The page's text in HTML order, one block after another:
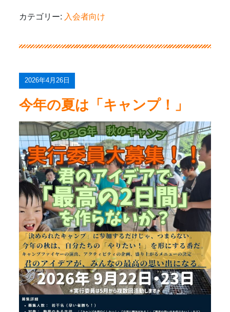
カテゴリー: 入会者向け
2026年4月26日
今年の夏は「キャンプ！」